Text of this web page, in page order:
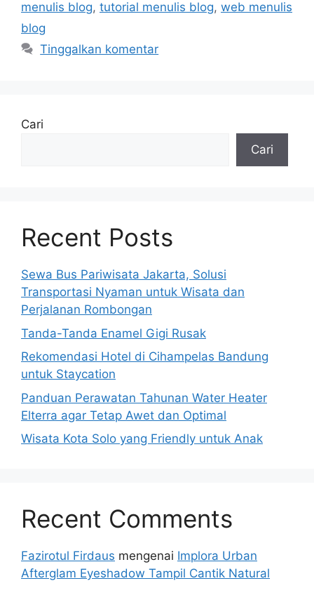
menulis blog, tutorial menulis blog, web menulis
blog
Tinggalkan komentar
Cari
Cari
Recent Posts
Sewa Bus Pariwisata Jakarta, Solusi
Transportasi Nyaman untuk Wisata dan
Perjalanan Rombongan
Tanda-Tanda Enamel Gigi Rusak
Rekomendasi Hotel di Cihampelas Bandung
untuk Staycation
Panduan Perawatan Tahunan Water Heater
Elterra agar Tetap Awet dan Optimal
Wisata Kota Solo yang Friendly untuk Anak
Recent Comments
Fazirotul Firdaus mengenai Implora Urban
Afterglam Eyeshadow Tampil Cantik Natural